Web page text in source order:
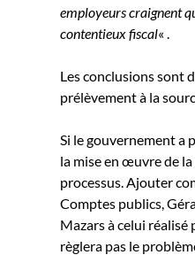
employeurs craignent
contentieux fiscal« .
Les conclusions sont
prélèvement à la
Si le gouvernement a
la mise en œuvre de
processus. Ajouter
Comptes publics,
Mazars à celui réalisé
règlera pas le